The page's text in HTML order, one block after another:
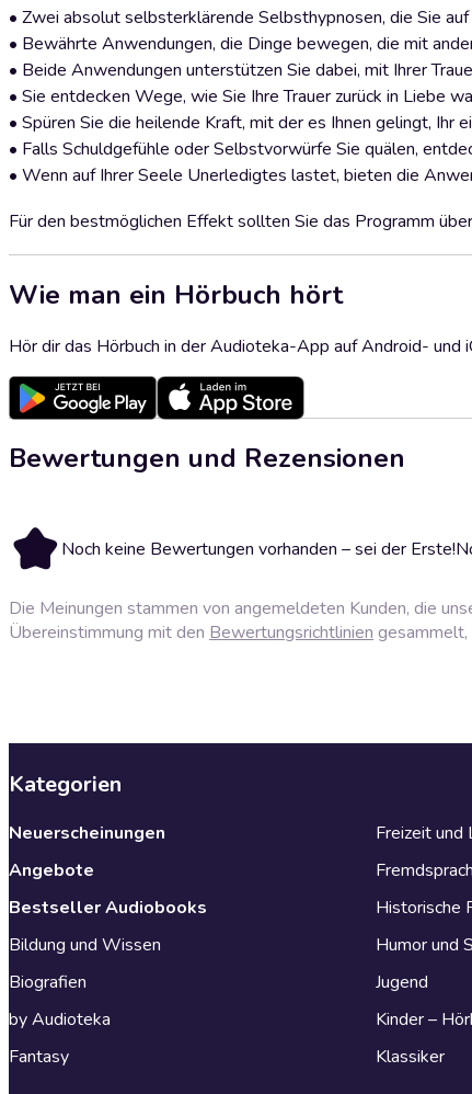
• Zwei absolut selbsterklärende Selbsthypnosen, die Sie
• Bewährte Anwendungen, die Dinge bewegen, die mit
• Beide Anwendungen unterstützen Sie dabei, mit Ihrer
• Sie entdecken Wege, wie Sie Ihre Trauer zurück in Liebe
• Spüren Sie die heilende Kraft, mit der es Ihnen gelingt, Ihr
• Falls Schuldgefühle oder Selbstvorwürfe Sie quälen,
• Wenn auf Ihrer Seele Unerledigtes lastet, bieten die
Für den bestmöglichen Effekt sollten Sie das Programm
Wie man ein Hörbuch hört
Hör dir das Hörbuch in der Audioteka-App auf Android- und
Bewertungen und Rezensionen
Noch keine Bewertungen vorhanden – sei der Erste!
Die Meinungen stammen von angemeldeten Kunden, die
Übereinstimmung mit den Bewertungsrichtlinien
Kategorien
Neuerscheinungen
Angebote
Bestseller Audiobooks
Bildung und Wissen
Biografien
by Audioteka
Fantasy
Freizeit und
Historische
Humor und
Jugend
Kinder –
Klassiker